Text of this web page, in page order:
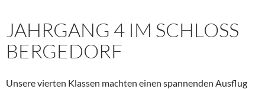
JAHRGANG 4 IM SCHLOSS
BERGEDORF
Unsere vierten Klassen machten einen spannenden Ausflug